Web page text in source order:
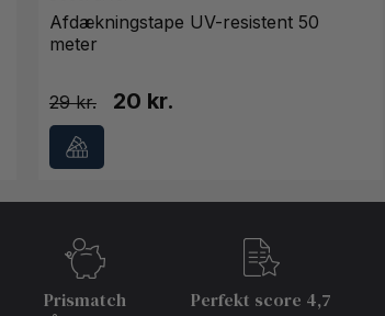
Afdækningstape UV-resistent 50
meter
29 20 kr.
Prismatch Perfekt score 4,7